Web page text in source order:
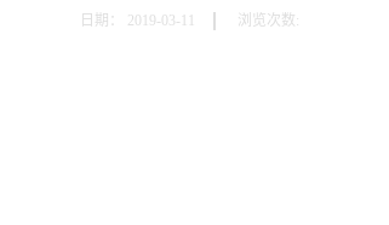
日期： 2019-03-11 浏览次数: